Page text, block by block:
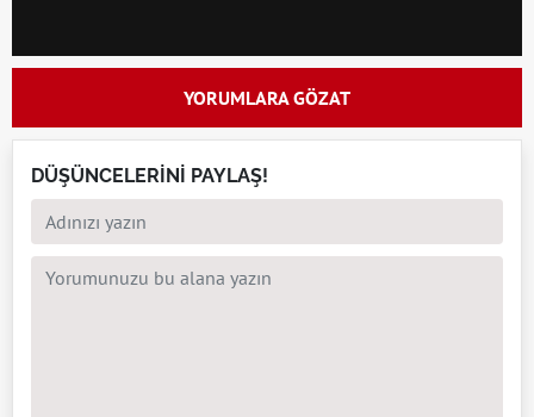
YORUMLARA GÖZAT
DÜŞÜNCELERİNİ PAYLAŞ!